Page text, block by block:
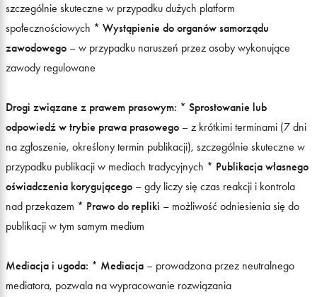
szczególnie skuteczne w przypadku dużych platform
społecznościowych * Wystąpienie do organów samorządu
zawodowego – w przypadku naruszeń przez osoby wykonujące
zawody regulowane
Drogi związane z prawem prasowym: * Sprostowanie lub
odpowiedź w trybie prawa prasowego – z krótkimi terminami (7 dni
na zgłoszenie, określony termin publikacji), szczególnie skuteczne w
przypadku publikacji w mediach tradycyjnych * Publikacja własnego
oświadczenia korygującego – gdy liczy się czas reakcji i kontrola
nad przekazem * Prawo do repliki – możliwość odniesienia się do
publikacji w tym samym medium
Mediacja i ugoda: * Mediacja – prowadzona przez neutralnego
mediatora, pozwala na wypracowanie rozwiązania